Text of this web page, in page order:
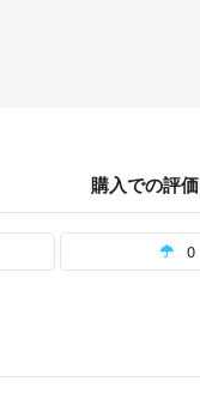
購入での評価
0